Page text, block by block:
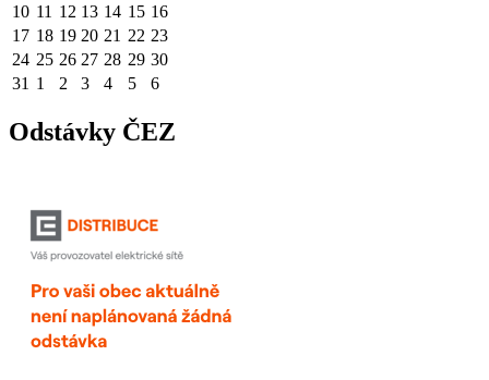
10 11 12 13 14 15 16
17 18 19 20 21 22 23
24 25 26 27 28 29 30
31 1 2 3 4 5 6
Odstávky ČEZ